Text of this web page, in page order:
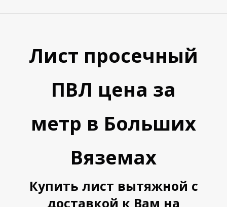
Лист просечный
ПВЛ цена за
метр в Больших
Вяземах
Купить лист вытяжной с
доставкой к Вам на